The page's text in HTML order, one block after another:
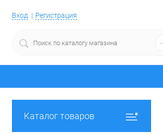
Вход Регистрация
Каталог товаров